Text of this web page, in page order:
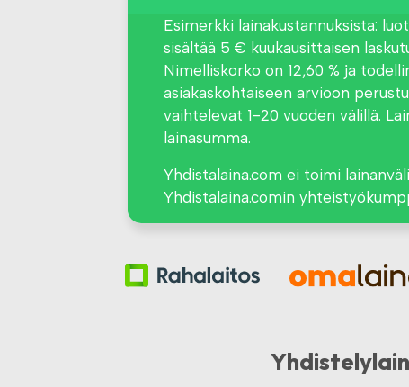
Esimerkki lainakustannuksista:
sisältää 5 € kuukausittaisen
Nimelliskorko on 12,60 % ja
asiakaskohtaiseen arvioon
vaihtelevat 1-20 vuoden välillä.
lainasumma.
Yhdistalaina.com ei toimi
Yhdistalaina.comin